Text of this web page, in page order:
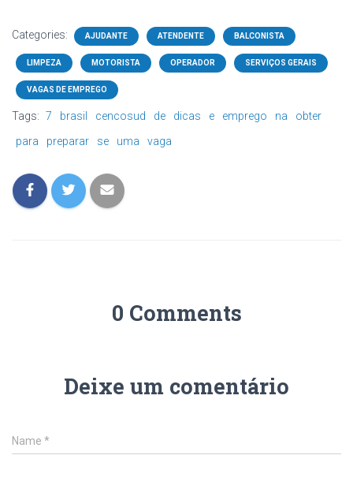
Categories: AJUDANTE ATENDENTE BALCONISTA
LIMPEZA MOTORISTA OPERADOR SERVIÇOS GERAIS
VAGAS DE EMPREGO
Tags: 7 brasil cencosud de dicas e emprego na
obter
para
preparar se uma vaga
0 Comments
Deixe um comentário
Name *